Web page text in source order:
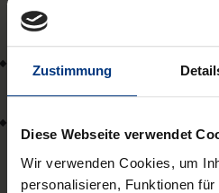
Zustimmung
Diese Webseite verwendet
Wir verwenden Cookies, um
personalisieren, Funktionen
Sicherheit und
Prof. Dr. Silke R. Laskowski
Helmholtz-Zentrum für
Leipzig